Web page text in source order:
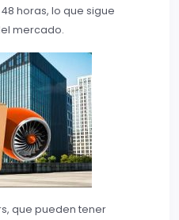
horas, lo que sigue
mercado.
que pueden tener